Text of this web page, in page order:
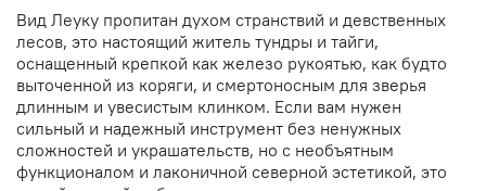
Вид Леуку пропитан духом странствий и девственных
лесов, это настоящий житель тундры и тайги,
оснащенный крепкой как железо рукоятью, как будто
выточенной из коряги, и смертоносным для зверья
длинным и увесистым клинком. Если вам нужен
сильный и надежный инструмент без ненужных
сложностей и украшательств, но с необъятным
функционалом и лаконичной северной эстетикой, это